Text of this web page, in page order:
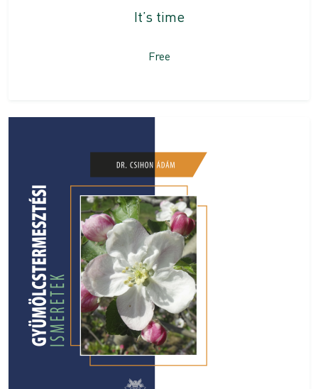
It’s time
Free